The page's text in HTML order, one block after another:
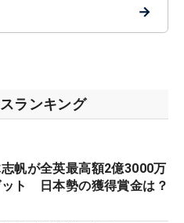
→
ランキング
帆が全英最高額2億3000万
ット 日本勢の獲得賞金は？